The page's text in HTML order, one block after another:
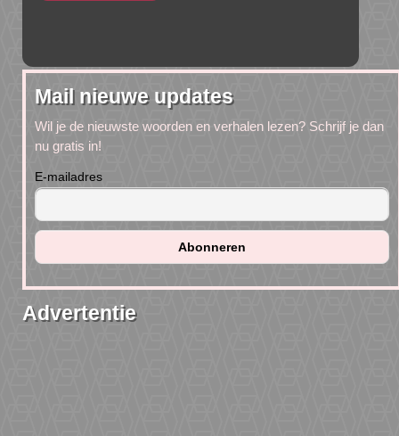
Mail nieuwe updates
Wil je de nieuwste woorden en verhalen lezen? Schrijf je dan
nu gratis in!
E-mailadres
Advertentie